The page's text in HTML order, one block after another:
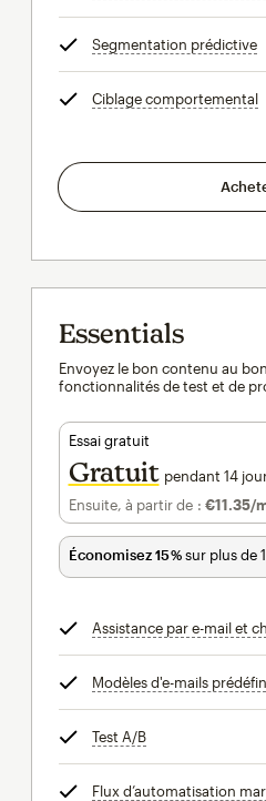
Segmentation prédictive
Ciblage comportemental
Essentials
Envoyez le bon contenu au
fonctionnalités de test et de
Essai gratuit
Gratuit pendant 14
Ensuite, à partir de : €11.35/
Économisez 15 %sur plus de
Assistance par e-mail et
Modèles d'e-mails
Test A/Binfobulle
Flux d’automatisation